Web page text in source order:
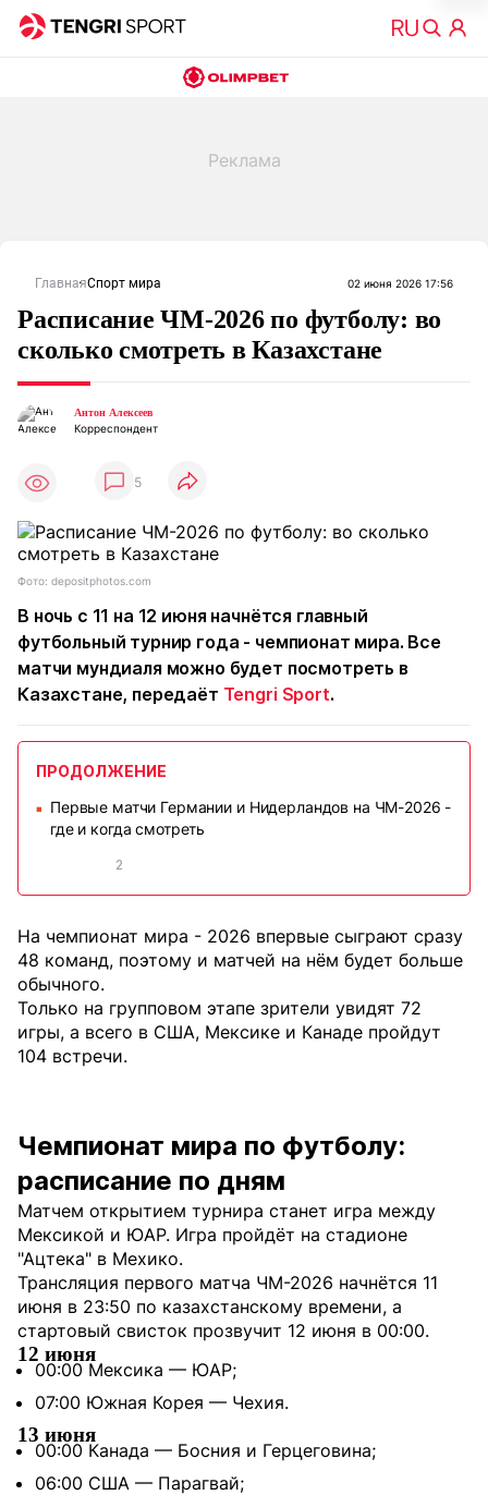
ГлавнаяСпорт мира 02 июня 2026 17:56
Расписание ЧМ-2026 по футболу: во
сколько смотреть в Казахстане
Антон Алексеев
Корреспондент
5
Фото: depositphotos.com
В ночь с 11 на 12 июня начнётся главный
футбольный турнир года - чемпионат мира. Все
матчи мундиаля можно будет посмотреть в
Казахстане, передаёт Tengri Sport.
ПРОДОЛЖЕНИЕ
■
Первые матчи Германии и Нидерландов на ЧМ-2026 -
где и когда смотреть
2
На чемпионат мира - 2026 впервые сыграют сразу
48 команд, поэтому и матчей на нём будет больше
обычного.
Только на групповом этапе зрители увидят 72
игры, а всего в США, Мексике и Канаде пройдут
104 встречи.
Чемпионат мира по футболу:
расписание по дням
Матчем открытием турнира станет игра между
Мексикой и ЮАР. Игра пройдёт на стадионе
"Ацтека" в Мехико.
Трансляция первого матча ЧМ-2026 начнётся 11
июня в 23:50 по казахстанскому времени, а
стартовый свисток прозвучит 12 июня в 00:00.
12 июня
00:00 Мексика — ЮАР;
07:00 Южная Корея — Чехия.
13 июня
00:00 Канада — Босния и Герцеговина;
06:00 США — Парагвай;